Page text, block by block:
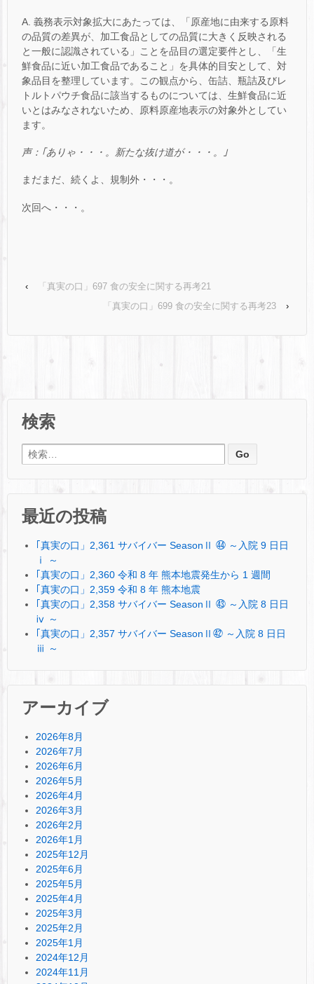
A. 義務表示対象拡大にあたっては、「原産地に由来する原料
の品質の差異が、加工食品としての品質に大きく反映される
と一般に認識されている」ことを品目の選定要件とし、「生
鮮食品に近い加工食品であること」を具体的目安として、対
象品目を整理しています。この観点から、缶詰、瓶詰及びレ
トルトパウチ食品に該当するものについては、生鮮食品に近
いとはみなされないため、原料原産地表示の対象外としてい
ます。
声：｢ありゃ・・・。新たな抜け道が・・・。｣
まだまだ、続くよ、規制外・・・。
次回へ・・・。
‹
「真実の口」697 食の安全に関する再考21
「真実の口」699 食の安全に関する再考23
›
検索
検索:
最近の投稿
｢真実の口」2,361 サバイバー SeasonⅡ ㊹ ～入院 9 日日
ⅰ ～
｢真実の口」2,360 令和 8 年 熊本地震発生から 1 週間
｢真実の口」2,359 令和 8 年 熊本地震
｢真実の口」2,358 サバイバー SeasonⅡ ㊸ ～入院 8 日日
ⅳ ～
｢真実の口」2,357 サバイバー SeasonⅡ㊷ ～入院 8 日日
ⅲ ～
アーカイブ
2026年8月
2026年7月
2026年6月
2026年5月
2026年4月
2026年3月
2026年2月
2026年1月
2025年12月
2025年6月
2025年5月
2025年4月
2025年3月
2025年2月
2025年1月
2024年12月
2024年11月